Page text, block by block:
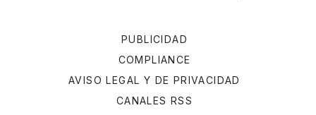
PUBLICIDAD
COMPLIANCE
AVISO LEGAL Y DE PRIVACIDAD
CANALES RSS